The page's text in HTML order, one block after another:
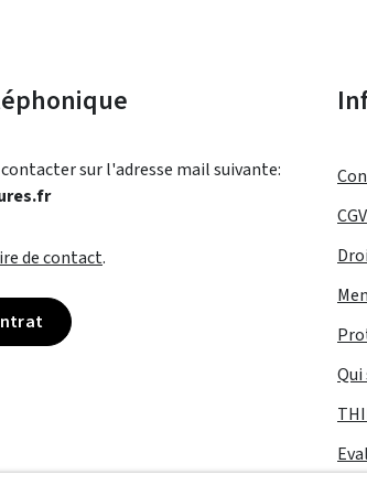
sur l'adresse mail suivante:
de contact.
CGV